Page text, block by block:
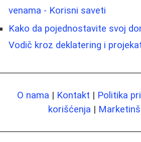
venama - Korisni saveti
Kako da pojednostavite svoj
Vodič kroz deklatering i
O nama | Kontakt | Politika
korišćenja |